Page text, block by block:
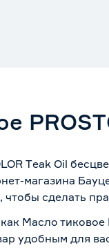
Тeak Oil
магазина
сделать
Масло
удобным для